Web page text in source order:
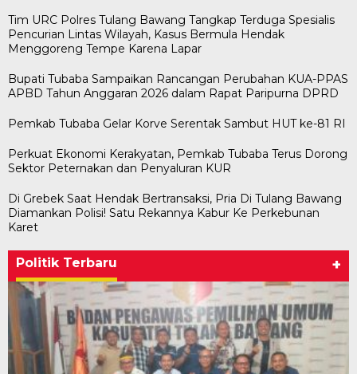
Tim URC Polres Tulang Bawang Tangkap Terduga Spesialis
Pencurian Lintas Wilayah, Kasus Bermula Hendak
Menggoreng Tempe Karena Lapar
Bupati Tubaba Sampaikan Rancangan Perubahan KUA-PPAS
APBD Tahun Anggaran 2026 dalam Rapat Paripurna DPRD
Pemkab Tubaba Gelar Korve Serentak Sambut HUT ke-81 RI
Perkuat Ekonomi Kerakyatan, Pemkab Tubaba Terus Dorong
Sektor Peternakan dan Penyaluran KUR
Di Grebek Saat Hendak Bertransaksi, Pria Di Tulang Bawang
Diamankan Polisi! Satu Rekannya Kabur Ke Perkebunan
Karet
Politik Terbaru +